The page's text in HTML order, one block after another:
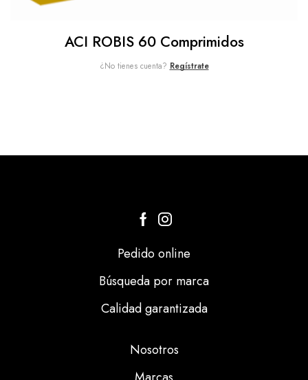
ACI ROBIS 60 Comprimidos
¿No tienes cuenta? Regístrate
Pedido online
Búsqueda por marca
Calidad garantizada
Nosotros